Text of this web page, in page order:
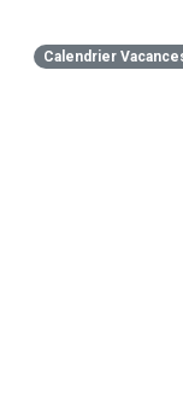
Calendrier